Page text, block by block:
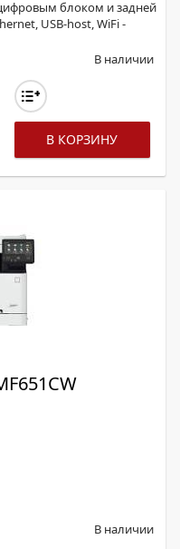
блоком и задней
USB-host, WiFi -
В наличии
В КОРЗИНУ
В наличии